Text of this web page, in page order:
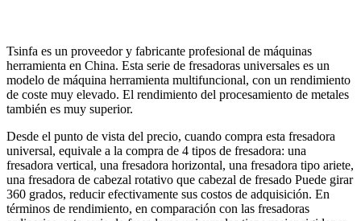
Tsinfa es un proveedor y fabricante profesional de máquinas
herramienta en China. Esta serie de fresadoras universales es un
modelo de máquina herramienta multifuncional, con un rendimiento
de coste muy elevado. El rendimiento del procesamiento de metales
también es muy superior.
Desde el punto de vista del precio, cuando compra esta fresadora
universal, equivale a la compra de 4 tipos de fresadora: una
fresadora vertical, una fresadora horizontal, una fresadora tipo ariete,
una fresadora de cabezal rotativo que cabezal de fresado Puede girar
360 grados, reducir efectivamente sus costos de adquisición. En
términos de rendimiento, en comparación con las fresadoras